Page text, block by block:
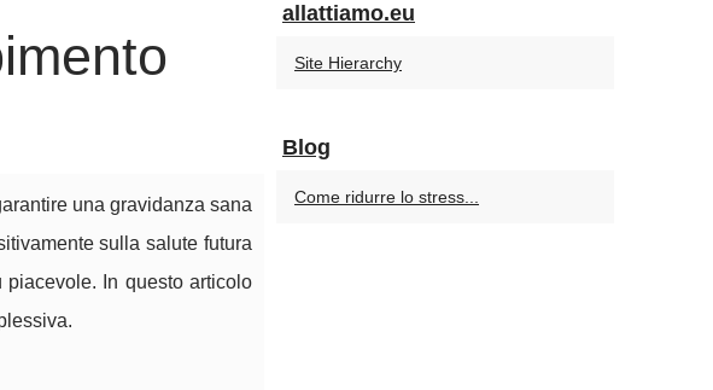
una gravidanza sana
sulla salute futura
In questo articolo
allattiamo.eu
Site Hierarchy
Blog
Come ridurre lo stress...